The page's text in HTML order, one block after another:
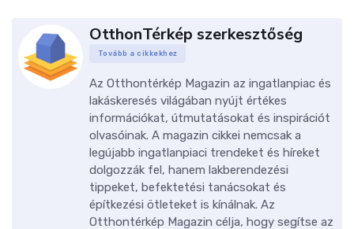
OtthonTérkép szerkesztőség
Tovább a cikkekhez
Az Otthontérkép Magazin az ingatlanpiac és
lakáskeresés világában nyújt értékes
információkat, útmutatásokat és inspirációt
olvasóinak. A magazin cikkei nemcsak a
legújabb ingatlanpiaci trendeket és híreket
dolgozzák fel, hanem lakberendezési
tippeket, befektetési tanácsokat és
építkezési ötleteket is kínálnak. Az
Otthontérkép Magazin célja, hogy segítse az